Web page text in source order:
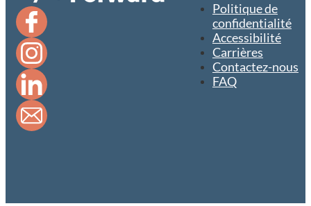
Politique de
confidentialité
Accessibilité
Carrières
Contactez-nous
FAQ